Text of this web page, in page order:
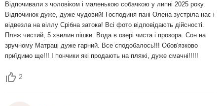
Відпочивали з чоловіком і маленькою собачкою у липні 2025 року.
Відпочинок дуже, дуже чудовий! Господиня пані Олена зустріла нас і
відвезла на віллу Срібна затока! Всі фото відповідають дійсності.
Пляж чистий, 5 хвилин пішки. Вода в озері чиста і прозора. Сон на
зручному Матраці дуже гарний. Все сподобалось!!! Обов'язково
приїдимо ще!!! І пончики які продають на пляжі, дуже смачні!!!!!
2